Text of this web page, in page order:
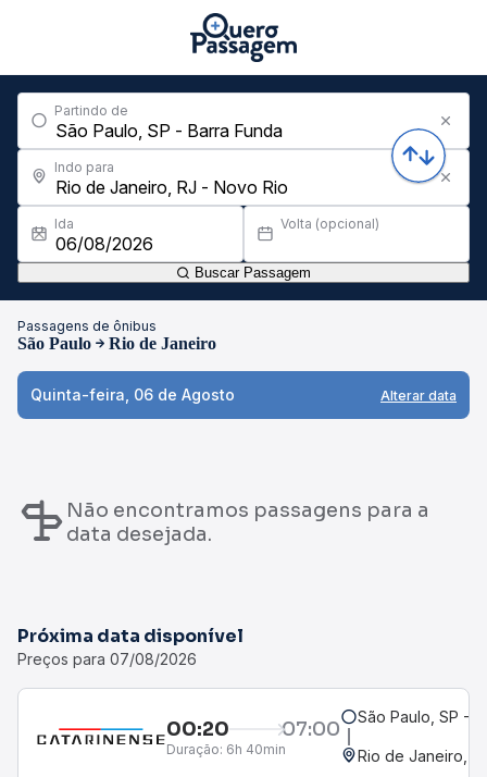
Partindo de
Indo para
Ida Volta (opcional)
Buscar Passagem
Passagens de ônibus
São Paulo Rio de Janeiro
Quinta-feira, 06 de Agosto Alterar data
Não encontramos passagens para a
data desejada.
Próxima data disponível
Preços para 07/08/2026
00:20 07:00
Duração: 6h 40min
São Paulo, SP -
Rio de Janeiro,